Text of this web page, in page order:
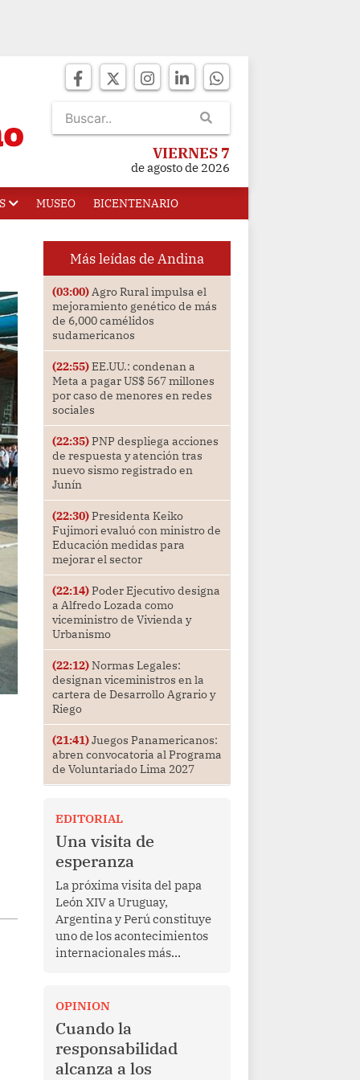
VIERNES 7
de agosto de 2026
MUSEO BICENTENARIO
Más leídas de Andina
(03:00)Agro Rural impulsa el
mejoramiento genético de más
de 6,000 camélidos
sudamericanos
(22:55)EE.UU.: condenan a
Meta a pagar US$ 567 millones
por caso de menores en redes
sociales
(22:35)PNP despliega acciones
de respuesta y atención tras
nuevo sismo registrado en
Junín
(22:30)Presidenta Keiko
Fujimori evaluó con ministro de
Educación medidas para
mejorar el sector
(22:14)Poder Ejecutivo designa
a Alfredo Lozada como
viceministro de Vivienda y
Urbanismo
(22:12)Normas Legales:
designan viceministros en la
cartera de Desarrollo Agrario y
Riego
(21:41)Juegos Panamericanos:
abren convocatoria al Programa
de Voluntariado Lima 2027
EDITORIAL
Una visita de
esperanza
La próxima visita del papa
León XIV a Uruguay,
Argentina y Perú constituye
uno de los acontecimientos
internacionales más
Más allá de su dimensión
religiosa, esta gira
representa una oportunidad
para reafirmar el valor del
diálogo, fortalecer los
OPINION
Cuando la
responsabilidad
alcanza a los